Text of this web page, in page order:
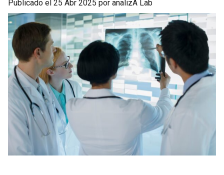
Publicado el 25 Abr 2025 por analizA Lab